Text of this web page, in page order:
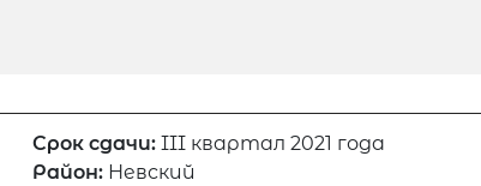
Срок сдачи: III квартал 2021 года
Район: Невский